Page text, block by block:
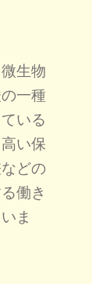
生物
一種
いる
い保
どの
働き
ま